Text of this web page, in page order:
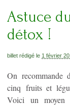
Astuce
détox !
billet rédigé le 1 février
On recommande
cinq fruits et
Voici un moyen